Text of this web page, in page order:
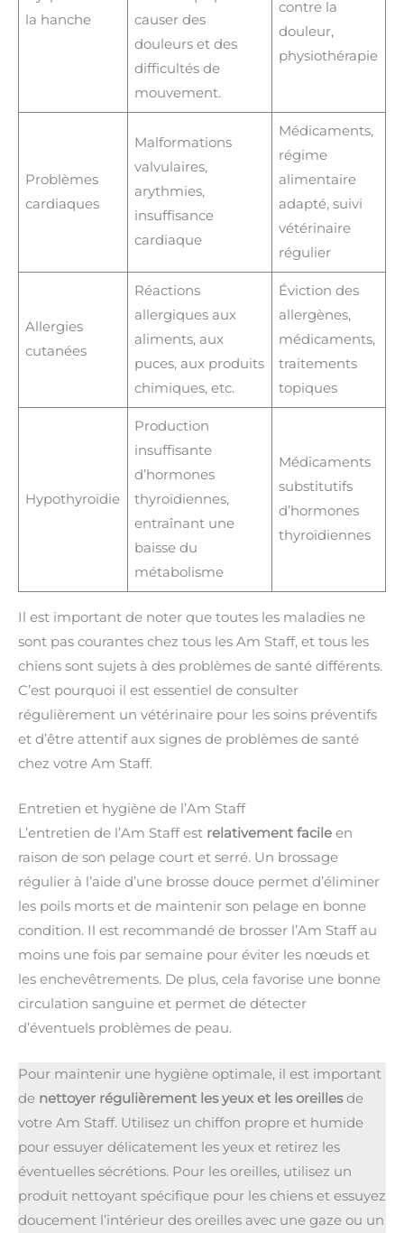
la hanche
causer des
douleurs et des
difficultés de
mouvement.
contre la
douleur,
physiothérapie
Problèmes
cardiaques
Malformations
valvulaires,
arythmies,
insuffisance
cardiaque
Médicaments,
régime
alimentaire
adapté, suivi
vétérinaire
régulier
Allergies
cutanées
Réactions
allergiques aux
aliments, aux
puces, aux produits
chimiques, etc.
Éviction des
allergènes,
médicaments,
traitements
topiques
Hypothyroïdie
Production
insuffisante
d’hormones
thyroïdiennes,
entraînant une
baisse du
métabolisme
Médicaments
substitutifs
d’hormones
thyroïdiennes
Il est important de noter que toutes les maladies ne
sont pas courantes chez tous les Am Staff, et tous les
chiens sont sujets à des problèmes de santé différents.
C’est pourquoi il est essentiel de consulter
régulièrement un vétérinaire pour les soins préventifs
et d’être attentif aux signes de problèmes de santé
chez votre Am Staff.
Entretien et hygiène de l’Am Staff
L’entretien de l’Am Staff est relativement facile en
raison de son pelage court et serré. Un brossage
régulier à l’aide d’une brosse douce permet d’éliminer
les poils morts et de maintenir son pelage en bonne
condition. Il est recommandé de brosser l’Am Staff au
moins une fois par semaine pour éviter les nœuds et
les enchevêtrements. De plus, cela favorise une bonne
circulation sanguine et permet de détecter
d’éventuels problèmes de peau.
Pour maintenir une hygiène optimale, il est important
de nettoyer régulièrement les yeux et les oreillesde
votre Am Staff. Utilisez un chiffon propre et humide
pour essuyer délicatement les yeux et retirez les
éventuelles sécrétions. Pour les oreilles, utilisez un
produit nettoyant spécifique pour les chiens et essuyez
doucement l’intérieur des oreilles avec une gaze ou un